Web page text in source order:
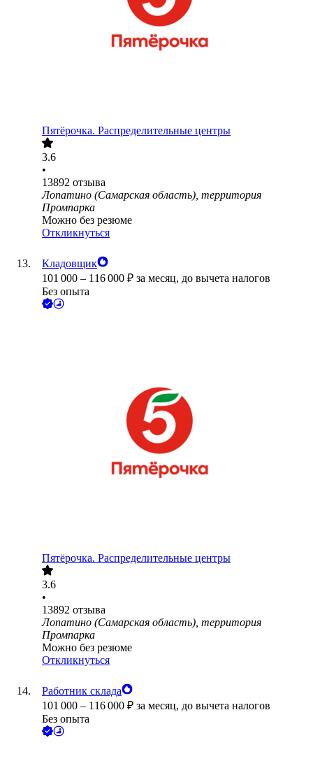
Пятёрочка. Распределительные центры
3.6
•
13892 отзыва
Лопатино (Самарская область), территория
Промпарка
Можно без резюме
Откликнуться
Кладовщик
101 000 – 116 000 ₽ за месяц, до вычета налогов
Без опыта
Пятёрочка. Распределительные центры
3.6
•
13892 отзыва
Лопатино (Самарская область), территория
Промпарка
Можно без резюме
Откликнуться
Работник склада
101 000 – 116 000 ₽ за месяц, до вычета налогов
Без опыта